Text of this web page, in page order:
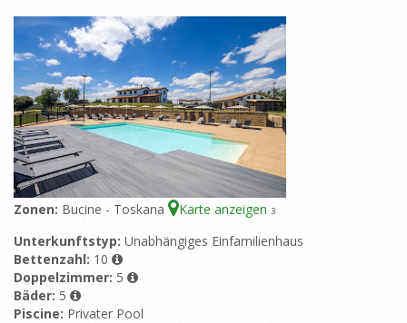
Zonen: Bucine - Toskana Karte anzeigen 3
Unterkunftstyp: Unabhängiges Einfamilienhaus
Bettenzahl: 10
Doppelzimmer: 5
Bäder: 5
Piscine: Privater Pool